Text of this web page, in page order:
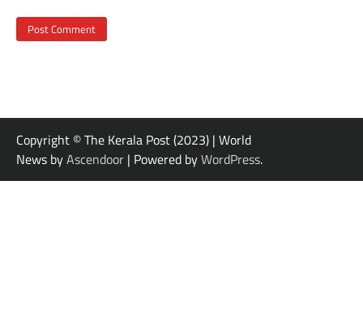
Copyright © The Kerala Post (2023) | World
News byAscendoor | Powered byWordPress.